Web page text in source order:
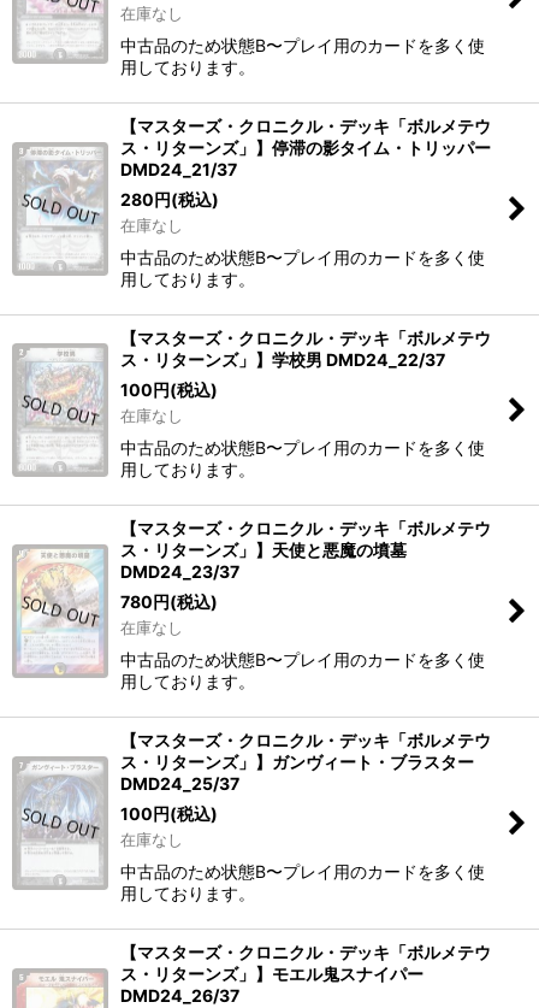
在庫なし
中古品のため状態B〜プレイ用のカードを多く使
用しております。
【マスターズ・クロニクル・デッキ「ボルメテウ
ス・リターンズ」】停滞の影タイム・トリッパー
DMD24_21/37
280円(税込)
在庫なし
中古品のため状態B〜プレイ用のカードを多く使
用しております。
【マスターズ・クロニクル・デッキ「ボルメテウ
ス・リターンズ」】学校男 DMD24_22/37
100円(税込)
在庫なし
中古品のため状態B〜プレイ用のカードを多く使
用しております。
【マスターズ・クロニクル・デッキ「ボルメテウ
ス・リターンズ」】天使と悪魔の墳墓
DMD24_23/37
780円(税込)
在庫なし
中古品のため状態B〜プレイ用のカードを多く使
用しております。
【マスターズ・クロニクル・デッキ「ボルメテウ
ス・リターンズ」】ガンヴィート・ブラスター
DMD24_25/37
100円(税込)
在庫なし
中古品のため状態B〜プレイ用のカードを多く使
用しております。
【マスターズ・クロニクル・デッキ「ボルメテウ
ス・リターンズ」】モエル鬼スナイパー
DMD24_26/37